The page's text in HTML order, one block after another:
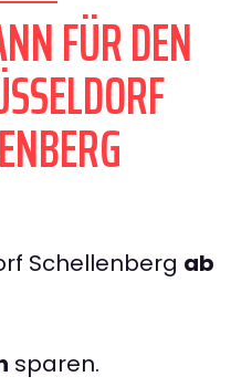
FÜR DEN
Schellenberg ab
sparen.